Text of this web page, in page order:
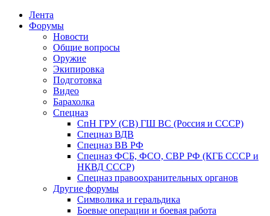
Лента
Форумы
Новости
Общие вопросы
Оружие
Экипировка
Подготовка
Видео
Барахолка
Спецназ
СпН ГРУ (СВ) ГШ ВС (Россия и СССР)
Спецназ ВДВ
Спецназ ВВ РФ
Спецназ ФСБ, ФСО, СВР РФ (КГБ СССР и
НКВД СССР)
Спецназ правоохранительных органов
Другие форумы
Символика и геральдика
Боевые операции и боевая работа